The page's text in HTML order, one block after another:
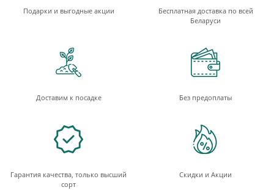
Подарки и выгодные акции
Бесплатная доставка по всей
Беларуси
Доставим к посадке Без предоплаты
Гарантия качества, только высший
сорт
Скидки и Акции